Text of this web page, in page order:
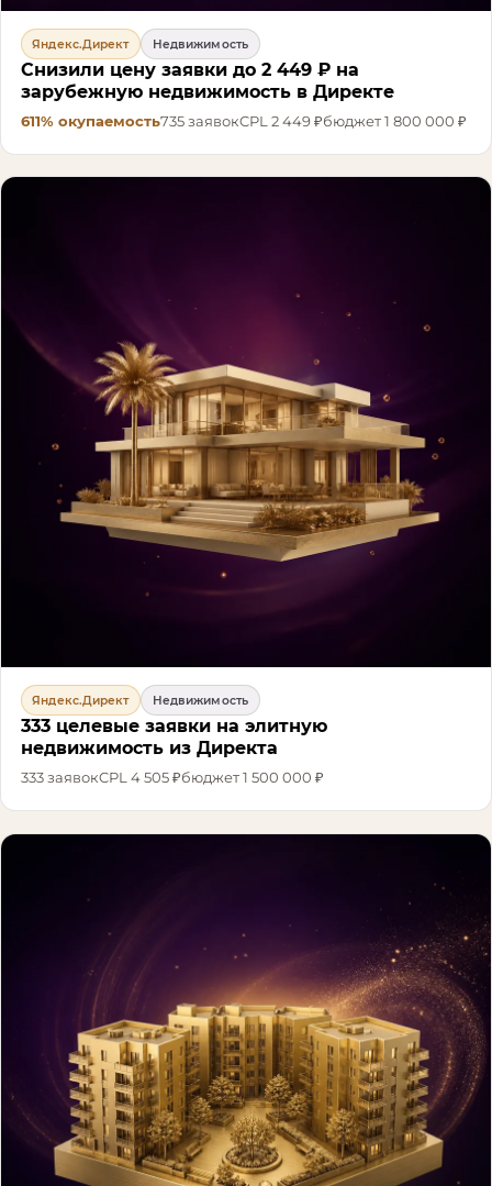
Яндекс.Директ Недвижимость
Снизили цену заявки до 2 449 ₽ на
зарубежную недвижимость в Директе
611% окупаемость735заявокCPL 2 449 ₽бюджет1 800 000 ₽
Яндекс.Директ Недвижимость
333 целевые заявки на элитную
недвижимость из Директа
333заявокCPL 4 505 ₽бюджет1 500 000 ₽